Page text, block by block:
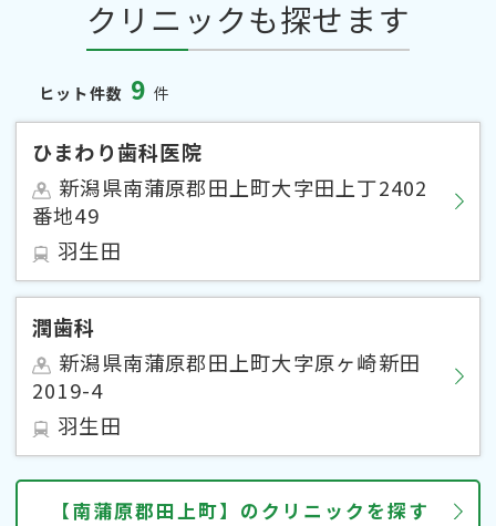
クリニックも探せます
ヒット件数 9 件
ひまわり歯科医院
新潟県南蒲原郡田上町大字田上丁2402
番地49
羽生田
潤歯科
新潟県南蒲原郡田上町大字原ヶ崎新田
2019-4
羽生田
【南蒲原郡田上町】のクリニックを探す